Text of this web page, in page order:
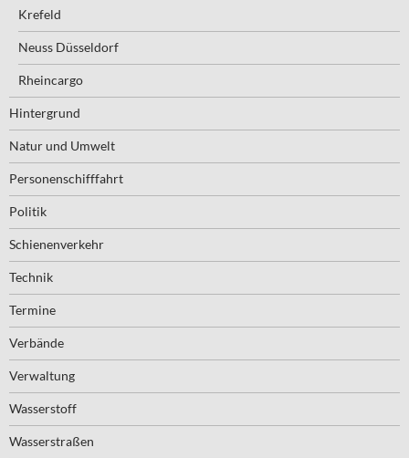
Krefeld
Neuss Düsseldorf
Rheincargo
Hintergrund
Natur und Umwelt
Personenschifffahrt
Politik
Schienenverkehr
Technik
Termine
Verbände
Verwaltung
Wasserstoff
Wasserstraßen